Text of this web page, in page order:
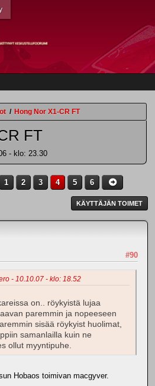
/ Hong Nor X1-CR FT
FT
- klo: 23.30
1 2 3 4 5 6
KÄYTTÄJÄN TOIMET
#90
- 10.10.07 - klo: 18.52
on.. röykyistä lujaa
paremmin ja nopeeseen
sisää röykyist huolimat,
samanlailla kuin ne
ollut myyntipuhe.
Hobaos toimivan macgyver.